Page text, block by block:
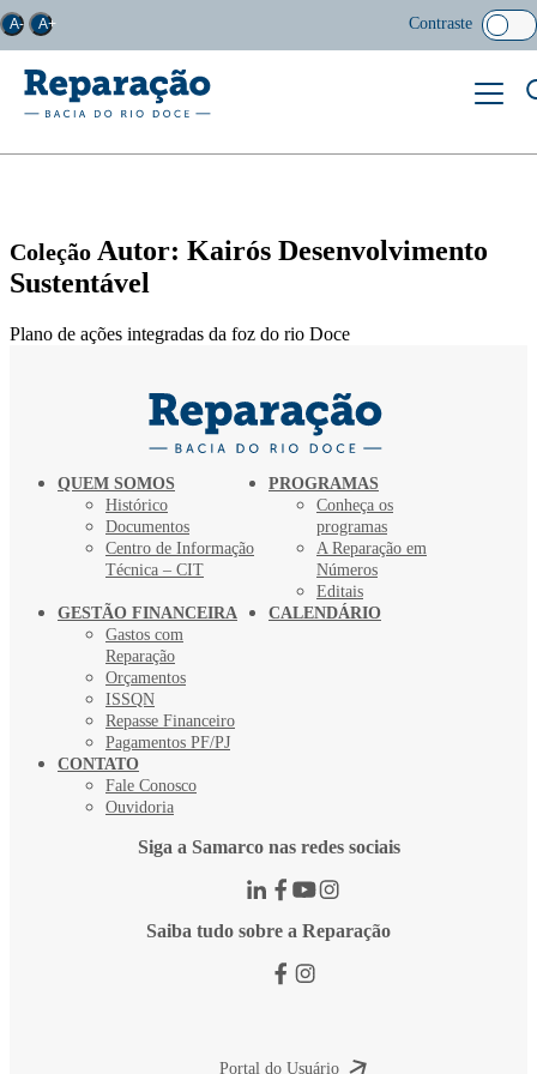
A- A+ Contraste
Coleção Autor: Kairós Desenvolvimento
Sustentável
Plano de ações integradas da foz do rio Doce
QUEM SOMOS
Histórico
Documentos
Centro de Informação
Técnica – CIT
PROGRAMAS
Conheça os
programas
A Reparação em
Números
Editais
GESTÃO FINANCEIRA
Gastos com
Reparação
Orçamentos
ISSQN
Repasse Financeiro
Pagamentos PF/PJ
CALENDÁRIO
CONTATO
Fale Conosco
Ouvidoria
Siga a Samarco nas redes sociais
Saiba tudo sobre a Reparação
Portal do Usuário